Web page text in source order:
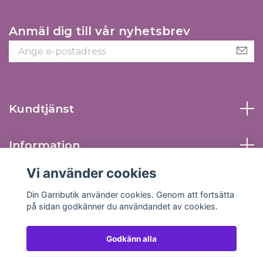
Anmäl dig till vår nyhetsbrev
Kundtjänst
Information
Sociala medier
Vi använder cookies
Din Garnbutik använder cookies. Genom att fortsätta
på sidan godkänner du användandet av cookies.
Godkänn alla